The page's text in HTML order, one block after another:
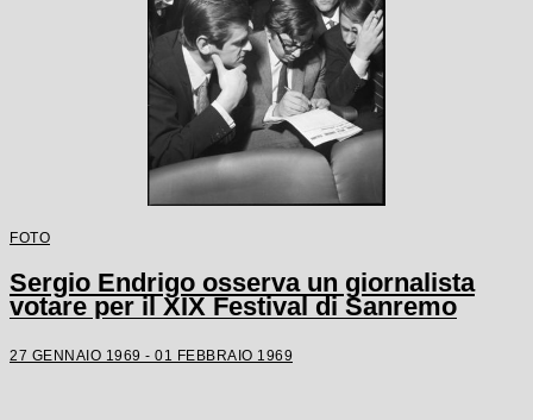
FOTO
Sergio Endrigo osserva un giornalista
votare per il XIX Festival di Sanremo
27 GENNAIO 1969 - 01 FEBBRAIO 1969